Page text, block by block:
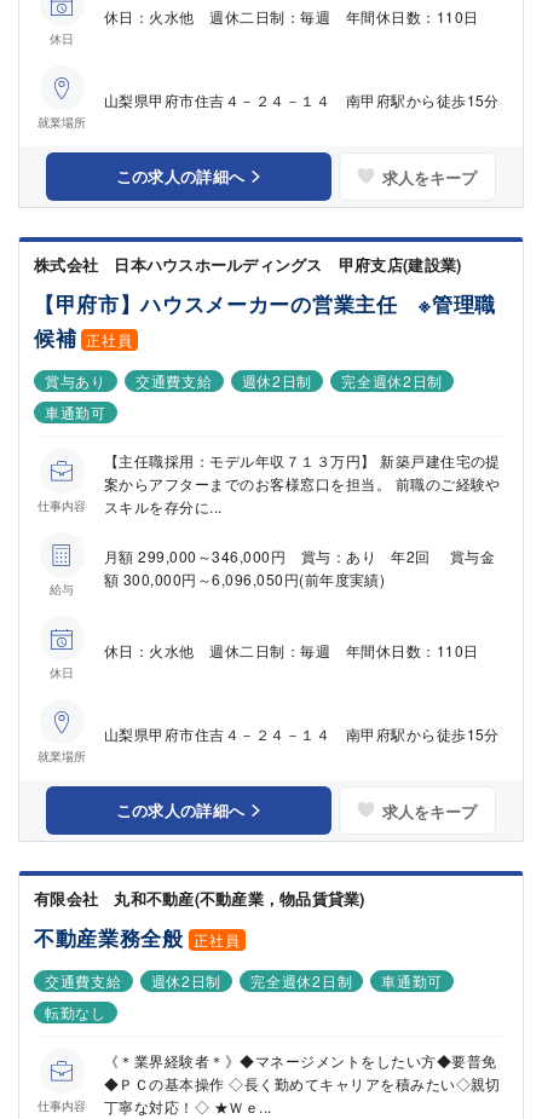
休日
休日：火水他 週休二日制：毎週 年間休日数：110日
就業場所
山梨県甲府市住吉４－２４－１４ 南甲府駅から徒歩15分
この求人の詳細へ 求人をキープ
株式会社 日本ハウスホールディングス 甲府支店(建設業)
【甲府市】ハウスメーカーの営業主任 ※管理職
候補 正社員
賞与あり
交通費支給 週休2日制
完全週休2日制
車通勤可
仕事内容
【主任職採用：モデル年収７１３万円】 新築戸建住宅の提
案からアフターまでのお客様窓口を担当。 前職のご経験や
スキルを存分に...
給与
月額 299,000～346,000円 賞与：あり 年2回 賞与金
額 300,000円～6,096,050円(前年度実績)
休日
休日：火水他 週休二日制：毎週 年間休日数：110日
就業場所
山梨県甲府市住吉４－２４－１４ 南甲府駅から徒歩15分
この求人の詳細へ 求人をキープ
有限会社 丸和不動産(不動産業，物品賃貸業)
不動産業務全般 正社員
交通費支給
週休2日制 完全週休2日制
車通勤可
転勤なし
仕事内容
《＊業界経験者＊》◆マネージメントをしたい方◆要普免
◆ＰＣの基本操作 ◇長く勤めてキャリアを積みたい◇親切
丁寧な対応！◇ ★Ｗｅ...